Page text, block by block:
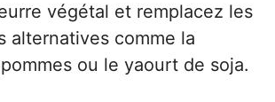
végétal et remplacez les
alternatives comme la
ou le yaourt de soja.